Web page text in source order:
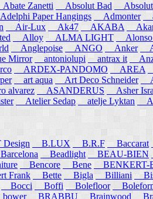
Zanetti Absolut Bad
Paper Hangings Admonter
Air-Lux Ak47 AKABA
Alloy ALMA LIGHT Alonso
Anglepoise ANGO Anker
Mirror antoniolupi antrax it
ARDEX-PANDOMO AREA
art aqua Art Deco Schneider
alvarez ASANDERUS Asher
Atelier Sedap atelje Lyktan
B.LUX B.R.F Baccarat
Beadlight BEAU-BIEN
Bencore Bene BENKERT-
Frank Bette Bigla Billiani
Bocci Boffi Bolefloor
BRABBU Brainwood